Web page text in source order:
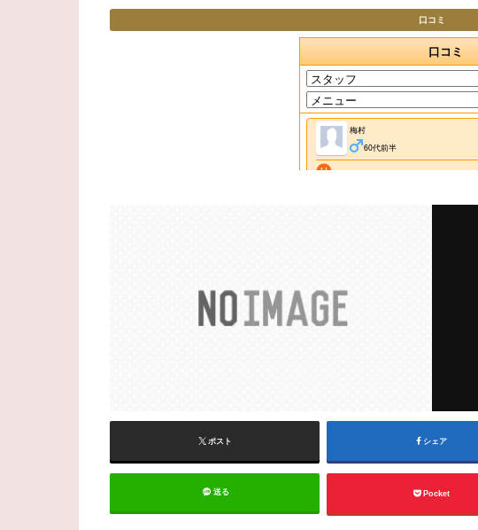
口コミ
ポスト シェア
送る Pocket